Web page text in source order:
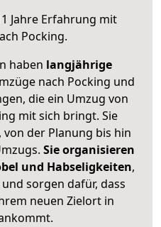
Jahre Erfahrung mit
Pocking.
haben langjährige
nach Pocking und
die ein Umzug von
mit sich bringt. Sie
der Planung bis hin
Sie organisieren
und Habseligkeiten,
sorgen dafür, dass
neuen Zielort in